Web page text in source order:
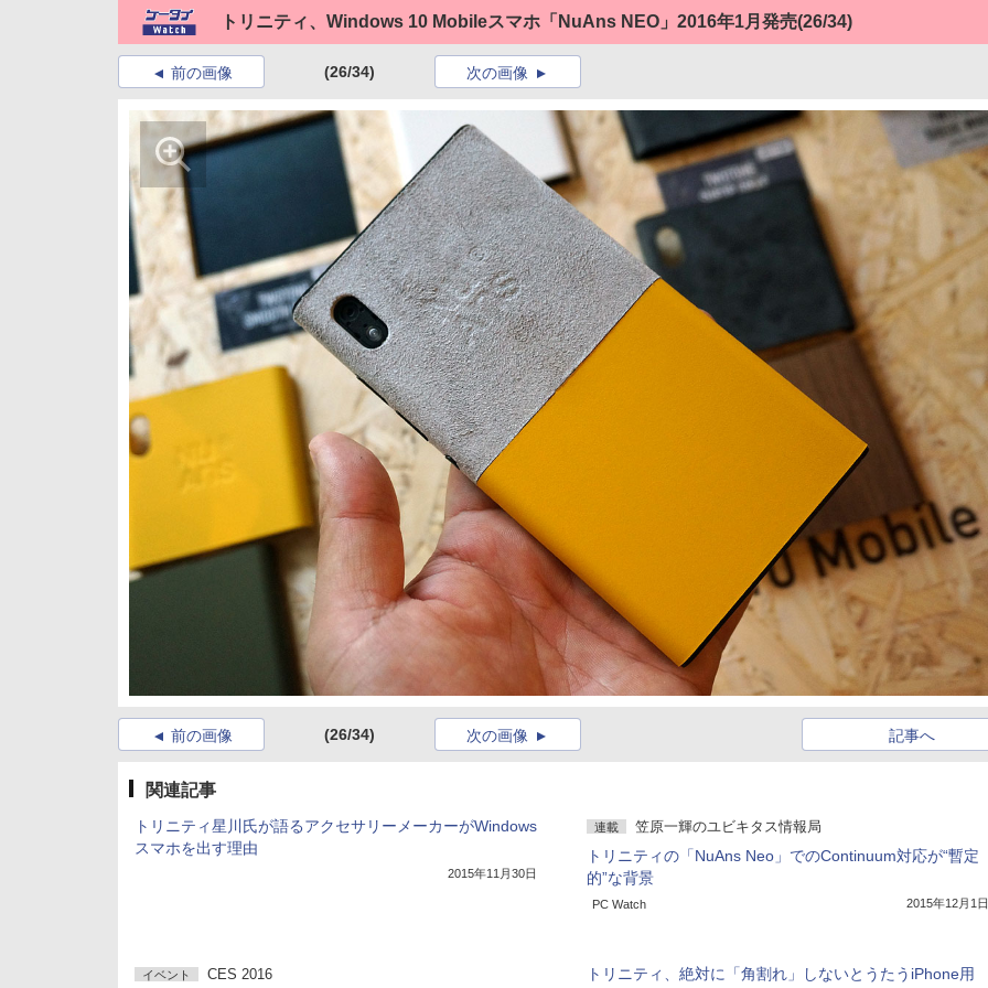
トリニティ、Windows 10 Mobileスマホ「NuAns NEO」2016年1月発売(26/34)
前の画像 (26/34) 次の画像
前の画像 (26/34) 記事へ
次の画像
関連記事
トリニティ星川氏が語るアクセサリーメーカーがWindows
スマホを出す理由
2015年11月30日
連載 笠原一輝のユビキタス情報局
トリニティの「NuAns Neo」でのContinuum対応が“暫定
的”な背景
PC Watch 2015年12月1日
イベント CES 2016
トリニティ、絶対に「角割れ」しないとうたうiPhone用